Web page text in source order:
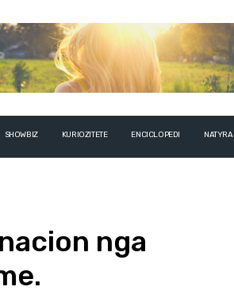
SHOWBIZ KURIOZITETE ENCICLOPEDI NATYRA
nga